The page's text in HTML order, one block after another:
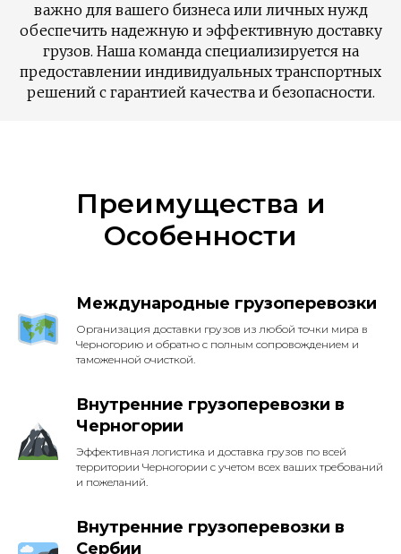
важно для вашего бизнеса или личных нужд
обеспечить надежную и эффективную доставку
грузов. Наша команда специализируется на
предоставлении индивидуальных транспортных
решений с гарантией качества и безопасности.
Преимущества и
Особенности
Международные грузоперевозки
Организация доставки грузов из любой точки мира в
Черногорию и обратно с полным сопровождением и
таможенной очисткой.
Внутренние грузоперевозки в
Черногории
Эффективная логистика и доставка грузов по всей
территории Черногории с учетом всех ваших требований
и пожеланий.
Внутренние грузоперевозки в
Сербии